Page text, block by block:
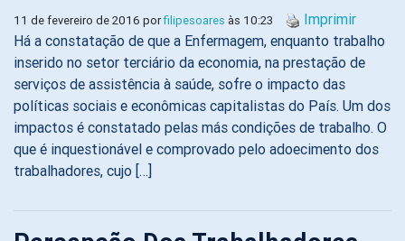
11 de fevereiro de 2016 porfilipesoares às 10:23
Imprimir
Há a constatação de que a Enfermagem, enquanto trabalho
inserido no setor terciário da economia, na prestação de
serviços de assistência à saúde, sofre o impacto das
políticas sociais e econômicas capitalistas do País. Um dos
impactos é constatado pelas más condições de trabalho. O
que é inquestionável e comprovado pelo adoecimento dos
trabalhadores, cujo […]